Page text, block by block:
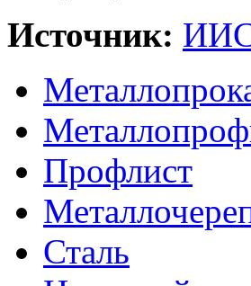
Источник: ИИС
Профлист
Сталь